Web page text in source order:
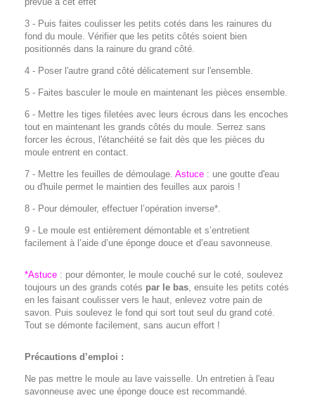
3 - Puis faites coulisser les petits cotés dans les rainures du
fond du moule. Vérifier que les petits côtés soient bien
positionnés dans la rainure du grand côté.
4 - Poser l'autre grand côté délicatement sur l'ensemble.
5 - Faites basculer le moule en maintenant les pièces ensemble.
6 - Mettre les tiges filetées avec leurs écrous dans les encoches
tout en maintenant les grands côtés du moule. Serrez sans
forcer les écrous, l'étanchéité se fait dès que les pièces du
moule entrent en contact.
7 - Mettre les feuilles de démoulage. Astuce : une goutte d'eau
ou d'huile permet le maintien des feuilles aux parois !
8 - Pour démouler, effectuer l’opération inverse*.
9 - Le moule est entièrement démontable et s’entretient
facilement à l’aide d’une éponge douce et d’eau savonneuse.
*Astuce : pour démonter, le moule couché sur le coté, soulevez
toujours un des grands cotés par le bas, ensuite les petits cotés
en les faisant coulisser vers le haut, enlevez votre pain de
savon. Puis soulevez le fond qui sort tout seul du grand coté.
Tout se démonte facilement, sans aucun effort !
Précautions d’emploi :
Ne pas mettre le moule au lave vaisselle. Un entretien à l'eau
savonneuse avec une éponge douce est recommandé.